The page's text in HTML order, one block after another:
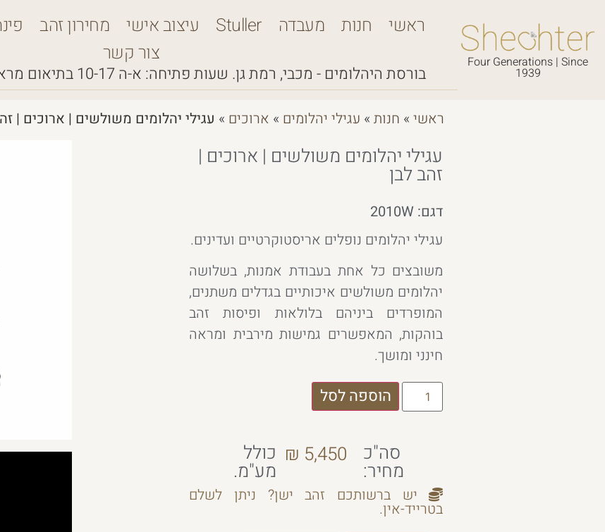
Four Generations | Since
1939
ראשי חנות מעבדה Stuller עיצוב אישי מחירון זהב
צור קשר
בורסת היהלומים - מכבי, רמת גן. שעות פתיחה: א-ה 10-17 בתיאום
ראשי » חנות » עגילי יהלומים » ארוכים » עגילי יהלומים משולשים | ארוכים |
עגילי יהלומים משולשים | ארוכים |
זהב לבן
דגם: 2010W
עגילי יהלומים נופלים אריסטוקרטיים ועדינים.
משובצים כל אחת בעבודת אמנות, בשלושה
יהלומים משולשים איכותיים בגדלים משתנים,
המופרדים ביניהם בלולאות ופיסות זהב
בוהקות, המאפשרים גמישות מירבית ומראה
חינני ומושך.
הוספה לסל
סה"כ
מחיר:
₪ 5,450 כולל
מע"מ.
יש ברשותכם זהב ישן? ניתן לשלם
בטרייד-אין.